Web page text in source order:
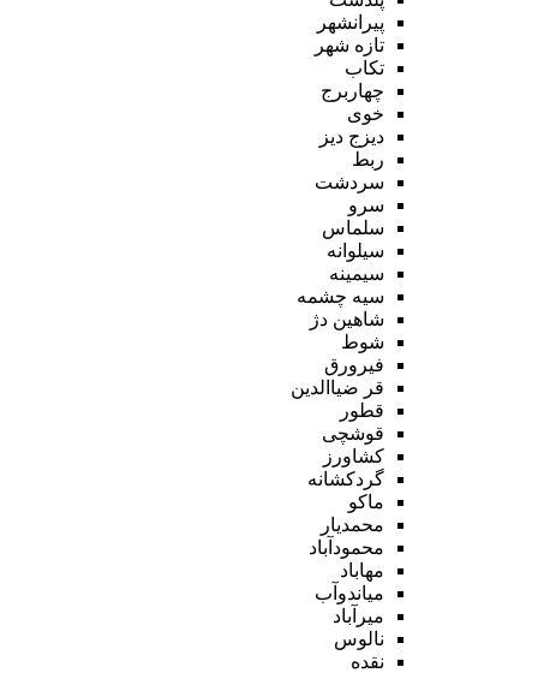
پیرانشهر
تازه شهر
تکاب
چهاربرج
خوی
دیزج دیز
ربط
سردشت
سرو
سلماس
سیلوانه
سیمینه
سیه چشمه
شاهین دژ
شوط
فیرورق
قر ضیاالدین
قطور
قوشچی
کشاورز
گردکشانه
ماکو
محمدیار
محمودآباد
مهاباد
میاندوآب
میرآباد
نالوس
نقده